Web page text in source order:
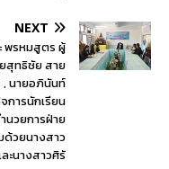
NEXT
พรหมสูตร ผู้
สุทธิชัย สาย
, นายอภินันท์
การนักเรียน
นวยการฝ่าย
ด้วยนางสาว
ะนางสาวศิรั